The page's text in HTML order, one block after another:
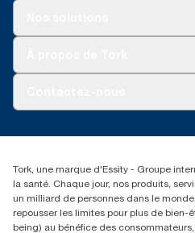
+216 71 11 60 00
52 Rue 8601 ZI CHARGUIA 1
BP194.Tunis, Tunisie
Tork, une marque d'Essity - Groupe
la santé. Chaque jour, nos produits,
un milliard de personnes dans le
repousser les limites pour plus de bien-
being) au bénéfice des